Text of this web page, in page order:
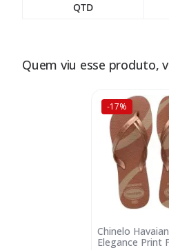
QTD
Quem viu esse produto,
-17%
Chinelo
Elegance Print